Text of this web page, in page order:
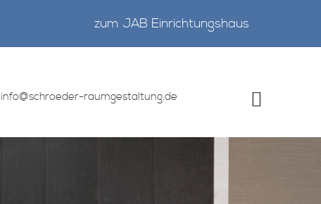
zum JAB Einrichtungshaus
info@schroeder-raumgestaltung.de